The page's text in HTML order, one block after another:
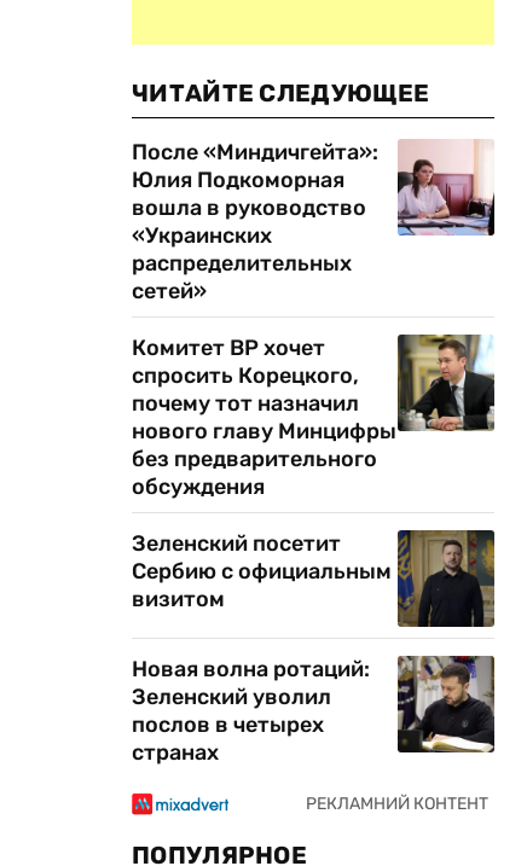
ЧИТАЙТЕ СЛЕДУЮЩЕЕ
После «Миндичгейта»:
Юлия Подкоморная
вошла в руководство
«Украинских
распределительных
сетей»
Комитет ВР хочет
спросить Корецкого,
почему тот назначил
нового главу Минцифры
без предварительного
обсуждения
Зеленский посетит
Сербию с официальным
визитом
Новая волна ротаций:
Зеленский уволил
послов в четырех
странах
ПОПУЛЯРНОЕ